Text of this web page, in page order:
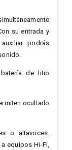
su entrada y
podrás
de litio
ocultarlo
o altavoces.
equipos Hi-Fi,